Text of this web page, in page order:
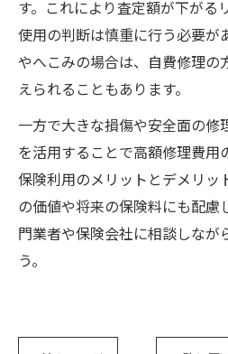
す。これにより査定額が下がる
使用の判断は慎重に行う必要が
やへこみの場合は、自費修理の
えられることもあります。
一方で大きな損傷や安全面の修
を活用することで高額修理費用
保険利用のメリットとデメリッ
の価値や将来の保険料にも配慮
門業者や保険会社に相談しなが
う。